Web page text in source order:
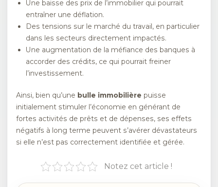
Une baisse des prix de l’immobilier qui pourrait
entraîner une déflation.
Des tensions sur le marché du travail, en particulier
dans les secteurs directement impactés.
Une augmentation de la méfiance des banques à
accorder des crédits, ce qui pourrait freiner
l’investissement.
Ainsi, bien qu’une bulle immobilière puisse
initialement stimuler l’économie en générant de
fortes activités de prêts et de dépenses, ses effets
négatifs à long terme peuvent s’avérer dévastateurs
si elle n’est pas correctement identifiée et gérée.
Notez cet article !